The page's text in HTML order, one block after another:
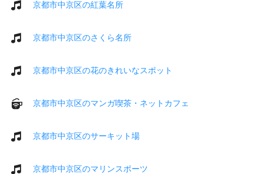
京都市中京区の紅葉名所
京都市中京区のさくら名所
京都市中京区の花のきれいなスポット
京都市中京区のマンガ喫茶・ネットカフェ
京都市中京区のサーキット場
京都市中京区のマリンスポーツ